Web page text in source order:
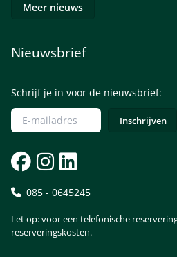
Meer nieuws
Nieuwsbrief
Schrijf je in voor de nieuwsbrief:
085 - 0645245
Let op: voor een telefonische
reserveringskosten.